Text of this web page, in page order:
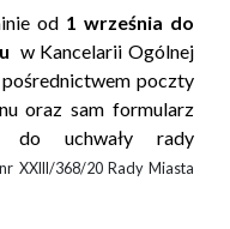
od 1 września do
w Kancelarii Ogólnej
poczty
oraz sam formularz
do uchwały rady
XXIII/368/20 Rady Miasta